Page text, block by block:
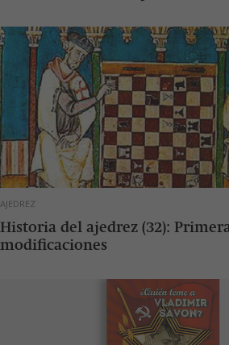
AJEDREZ
Historia del ajedrez (32):
modificaciones